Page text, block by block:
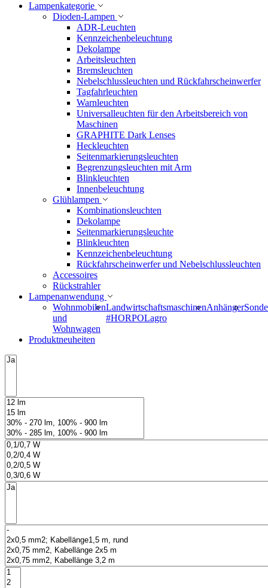
Lampenkategorie
Dioden-Lampen
ADR-Leuchten
Kennzeichenbeleuchtung
Dekolampe
Arbeitsleuchten
Bremsleuchten
Nebelschlussleuchten und Rückfahrscheinwerfer
Tagfahrleuchten
Warnleuchten
Universalleuchten für den Arbeitsbereich von
Maschinen
GRAPHITE Dark Lenses
Heckleuchten
Seitenmarkierungsleuchten
Begrenzungsleuchten mit Arm
Blinkleuchten
Innenbeleuchtung
Glühlampen
Kombinationsleuchten
Dekolampe
Seitenmarkierungsleuchte
Blinkleuchten
Kennzeichenbeleuchtung
Rückfahrscheinwerfer und Nebelschlussleuchten
Accessoires
Rückstrahler
Lampenanwendung
Wohnmobilen
und
Wohnwagen
Landwirtschaftsmaschinen
#HORPOLagro
Anhänger
Produktneuheiten